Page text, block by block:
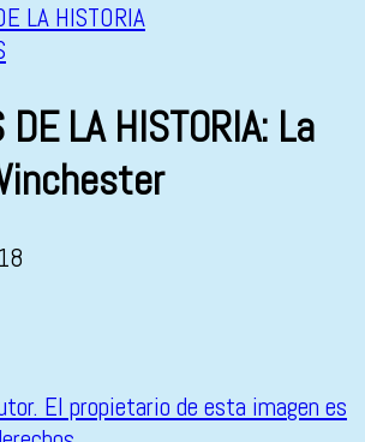
LA HISTORIA
DE LA HISTORIA: La